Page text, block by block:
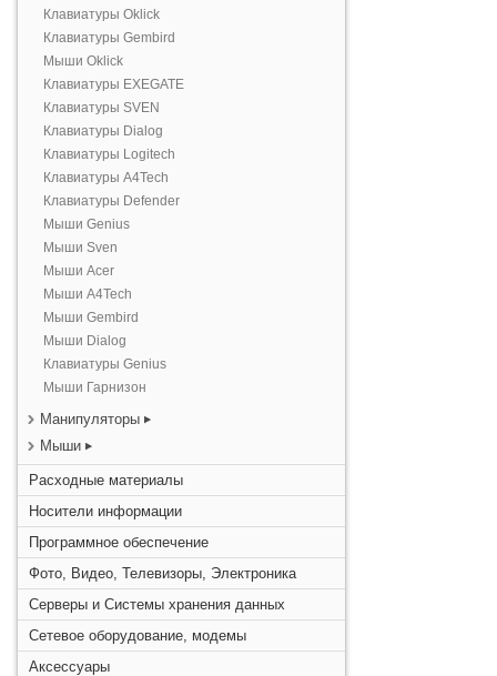
Клавиатуры Oklick
Клавиатуры Gembird
Мыши Oklick
Клавиатуры EXEGATE
Клавиатуры SVEN
Клавиатуры Dialog
Клавиатуры Logitech
Клавиатуры A4Tech
Клавиатуры Defender
Мыши Genius
Мыши Sven
Мыши Acer
Мыши A4Tech
Мыши Gembird
Мыши Dialog
Клавиатуры Genius
Мыши Гарнизон
Манипуляторы
Мыши
Расходные материалы
Носители информации
Программное обеспечение
Фото, Видео, Телевизоры, Электроника
Серверы и Системы хранения данных
Сетевое оборудование, модемы
Аксессуары